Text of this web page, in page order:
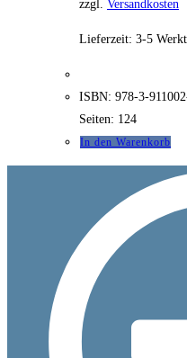
zzgl. Versandkosten
Lieferzeit: 3-5
ISBN: 978-3-
Seiten: 124
In den Warenkorb